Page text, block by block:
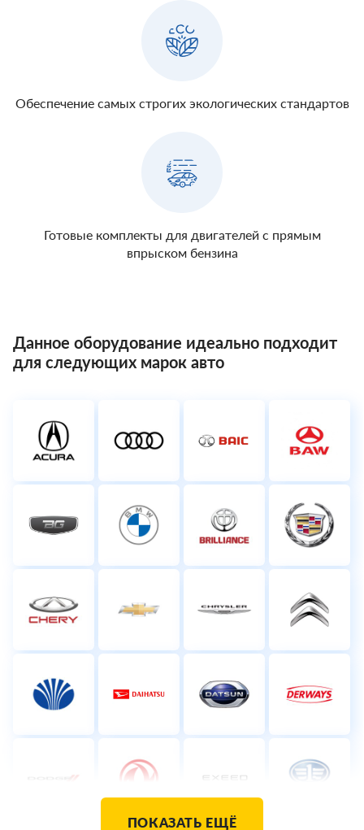
Обеспечение самых строгих экологических стандартов
Готовые комплекты для двигателей с прямым
впрыском бензина
Данное оборудование идеально подходит
для следующих марок авто
ПОКАЗАТЬ ЕЩЁ